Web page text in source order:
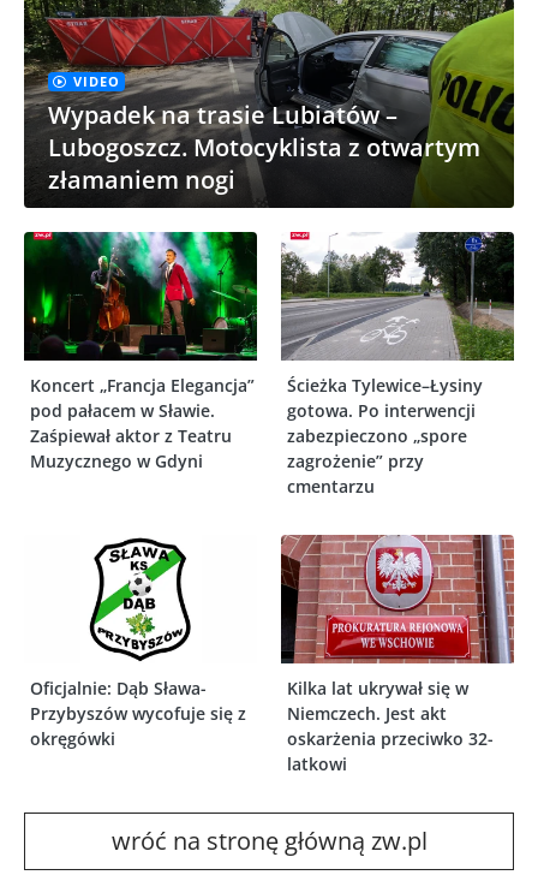
VIDEO
Wypadek na trasie Lubiatów –
Lubogoszcz. Motocyklista z otwartym
złamaniem nogi
Koncert „Francja Elegancja”
pod pałacem w Sławie.
Zaśpiewał aktor z Teatru
Muzycznego w Gdyni
Ścieżka Tylewice–Łysiny
gotowa. Po interwencji
zabezpieczono „spore
zagrożenie” przy
cmentarzu
Oficjalnie: Dąb Sława-
Przybyszów wycofuje się z
okręgówki
Kilka lat ukrywał się w
Niemczech. Jest akt
oskarżenia przeciwko 32-
latkowi
wróć na stronę główną zw.pl